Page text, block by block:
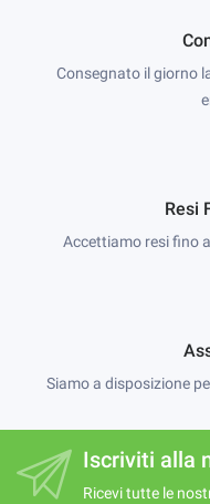
Consegnato il giorno
Resi
Accettiamo resi fino
Siamo a disposizione
Iscriviti alla
Ricevi tutte le